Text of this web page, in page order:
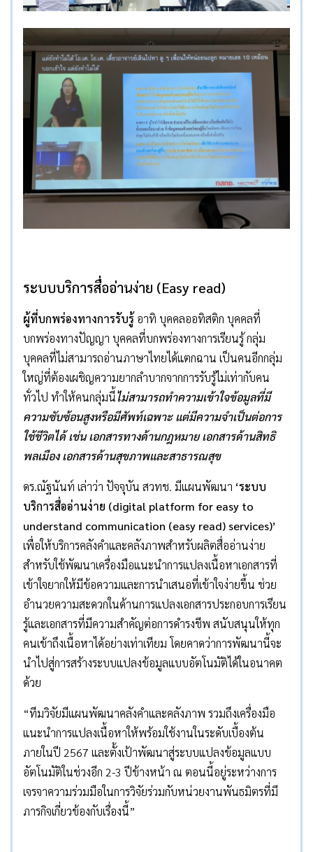
ระบบบริการสื่ออ่านง่าย (Easy read)
ผู้ที่บกพร่องทางการรับรู้ อาทิ บุคคลออทิสติก บุคคลที่
บกพร่องทางปัญญา บุคคลที่บกพร่องทางการเรียนรู้ กลุ่ม
บุคคลที่ไม่สามารถอ่านภาษาไทยได้แตกฉาน เป็นคนอีกกลุ่ม
ใหญ่ที่ต้องเผชิญความยากลำบากจากการรับรู้ไม่เท่ากับคน
ทั่วไป ทำให้คนกลุ่มนี้ไม่สามารถทำความเข้าใจข้อมูลที่มี
ความซับซ้อนสูงหรือมีศัพท์เฉพาะ แต่มีความจำเป็นต่อการ
ใช้ชีวิตได้ เช่น เอกสารทางด้านกฎหมาย เอกสารด้านสิทธิ
พลเมือง เอกสารด้านสุขภาพและสาธารณสุข
ดร.ณัฐนันท์ เล่าว่า ปัจจุบัน สวทช. มีแผนพัฒนา ‘ระบบ
บริการสื่ออ่านง่าย (digital platform for easy to
understand communication (easy read) services)’
เพื่อให้บริการคลังคำและคลังภาพสำหรับผลิตสื่ออ่านง่าย
สำหรับใช้พัฒนาเครื่องมือแนะนำการแปลงเนื้อหาเอกสารที่
เข้าใจยากให้มีข้อความและการนำเสนอที่เข้าใจง่ายขึ้น ช่วย
อำนวยความสะดวกในด้านการแปลงเอกสารประกอบการเรียน
รู้และเอกสารที่มีความสำคัญต่อการดำรงชีพ สนับสนุนให้ทุก
คนเข้าถึงเนื้อหาได้อย่างเท่าเทียม โดยคาดว่าการพัฒนานี้จะ
นำไปสู่การสร้างระบบแปลงข้อมูลแบบอัตโนมัติได้ในอนาคต
ด้วย
“ทีมวิจัยมีแผนพัฒนาคลังคำและคลังภาพ รวมถึงเครื่องมือ
แนะนำการแปลงเนื้อหาให้พร้อมใช้งานในระดับเบื้องต้น
ภายในปี 2567 และตั้งเป้าพัฒนาสู่ระบบแปลงข้อมูลแบบ
อัตโนมัติในช่วงอีก 2-3 ปีข้างหน้า ณ ตอนนี้อยู่ระหว่างการ
เจรจาความร่วมมือในการวิจัยร่วมกับหน่วยงานพันธมิตรที่มี
ภารกิจเกี่ยวข้องกับเรื่องนี้”